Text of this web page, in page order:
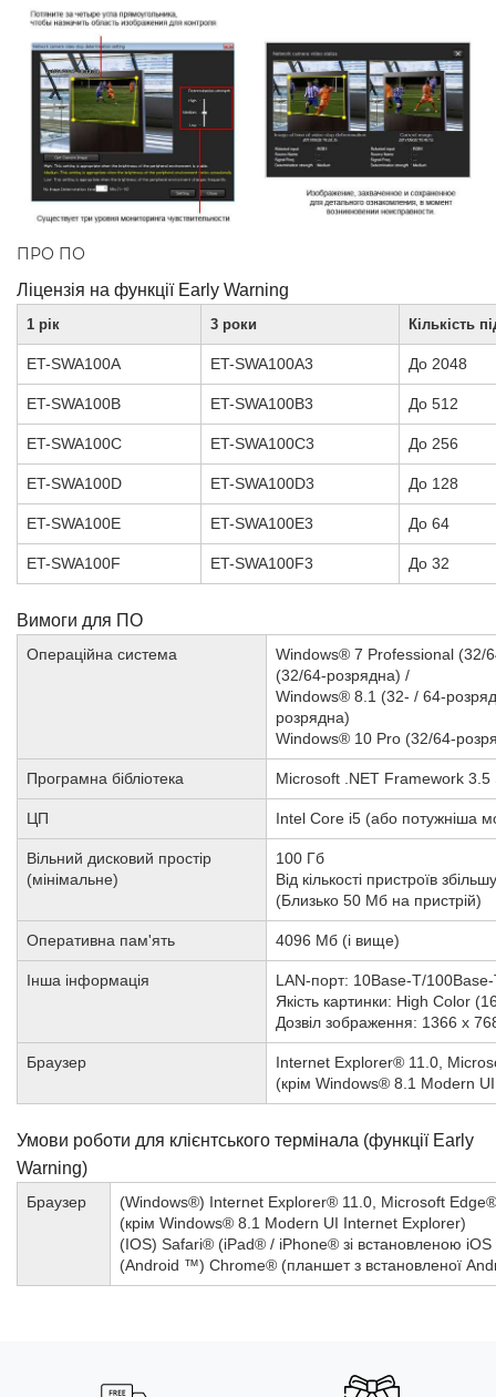
ПРО ПО
Ліцензія на функції Early Warning
1 рік 3 роки Кількість
ET-SWA100A ET-SWA100A3 До 2048
ET-SWA100B ET-SWA100B3 До 512
ET-SWA100C ET-SWA100C3 До 256
ET-SWA100D ET-SWA100D3 До 128
ET-SWA100E ET-SWA100E3 До 64
ET-SWA100F ET-SWA100F3 До 32
Вимоги для ПО
Операційна система
Windows® 7 Professional (32/
(32/64-розрядна) /
Windows® 8.1 (32- / 64-
розрядна)
Windows® 10 Pro (32/64-
Програмна бібліотека Microsoft .NET Framework 3.5
ЦП Intel Core i5 (або потужніша
Вільний дисковий простір
(мінімальне)
100 Гб
Від кількості пристроїв
(Близько 50 Мб на пристрій)
Оперативна пам'ять 4096 Мб (і вище)
Інша інформація
LAN-порт: 10Base-T/
Якість картинки: High Color
Дозвіл зображення: 1366 x
Браузер
Internet Explorer® 11.0,
(крім Windows® 8.1 Modern
Умови роботи для клієнтського термінала (функції Early
Warning)
Браузер
(Windows®) Internet Explorer® 11.0, Microsoft Edge®
(крім Windows® 8.1 Modern UI Internet Explorer)
(IOS) Safari® (iPad® / iPhone® зі встановленою
(Android ™) Chrome® (планшет з встановленої